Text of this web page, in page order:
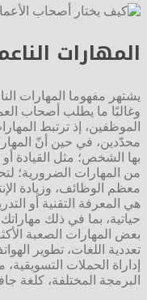
المهارات
يشتهر مفهوما المهارات
وغالبًا ما يطلب أصحاب
الموظفين، إذ ترتبط
محدّدين، في حين أنّ
بها الشخص؛ مثل القيادة أو
من المهارات الضرورية؛
معظم الوظائف، وزيادة
هي المعرفة التقنية أو
حياتية، بما في ذلك
بعض المهارات الصعبة
إداراة الحملات
البرمجة المختلفة، كلغة